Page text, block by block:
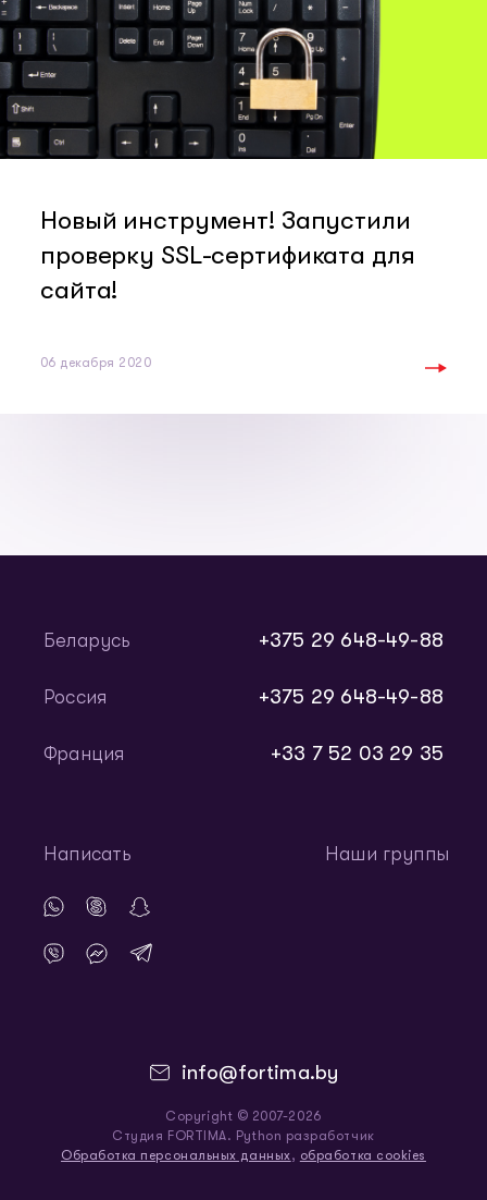
Новый инструмент! Запустили
проверку SSL-сертификата для
сайта!
06 декабря 2020
info@fortima.by
Copyright © 2007-2026
Студия FORTIMA. Python разработчик
Обработка персональных данных, обработка cookies
Беларусь +375 29 648-49-88
Россия +375 29 648-49-88
Франция +33 7 52 03 29 35
Написать Наши группы